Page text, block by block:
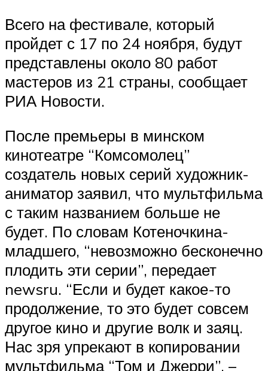
Всего на фестивале, который
пройдет с 17 по 24 ноября, будут
представлены около 80 работ
мастеров из 21 страны, сообщает
РИА Новости.
После премьеры в минском
кинотеатре “Комсомолец”
создатель новых серий художник-
аниматор заявил, что мультфильма
с таким названием больше не
будет. По словам Котеночкина-
младшего, “невозможно бесконечно
плодить эти серии”, передает
newsru. “Если и будет какое-то
продолжение, то это будет совсем
другое кино и другие волк и заяц.
Нас зря упрекают в копировании
мультфильма “Том и Джерри”, –